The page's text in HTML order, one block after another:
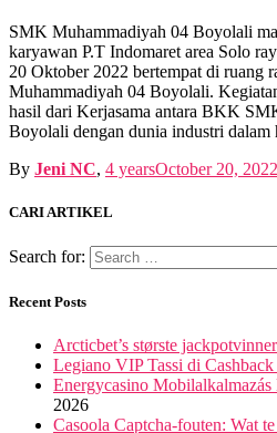
SMK Muhammadiyah 04 Boyolali
karyawan P.T Indomaret area Solo
20 Oktober 2022 bertempat di ruang
Muhammadiyah 04 Boyolali.
hasil dari Kerjasama antara BKK
Boyolali dengan dunia industri dalam
By Jeni NC, 4 yearsOctober 20, 2022
CARI ARTIKEL
Search for:
Recent Posts
Arcticbet’s største
Legiano VIP Tassi di Cashback
Energycasino
2026
Casoola Captcha-fouten: Wat